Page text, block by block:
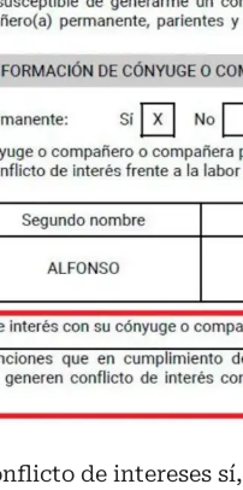
de intereses sí,